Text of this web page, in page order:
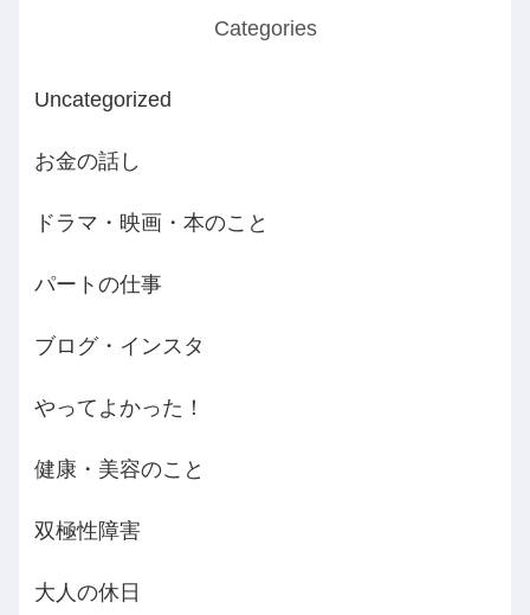
Categories
Uncategorized
お金の話し
ドラマ・映画・本のこと
パートの仕事
ブログ・インスタ
やってよかった！
健康・美容のこと
双極性障害
大人の休日